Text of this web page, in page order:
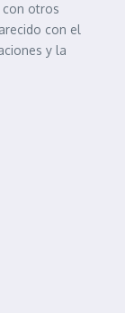
con otros
con el
y la